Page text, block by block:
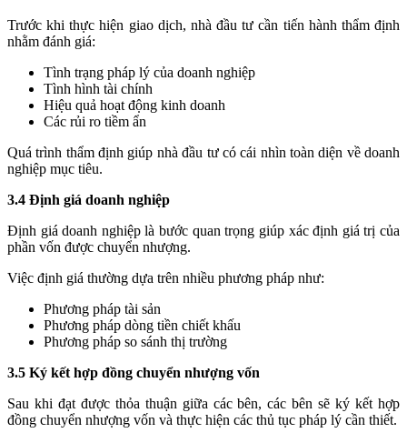
Trước khi thực hiện giao dịch, nhà đầu tư cần tiến hành thẩm định
nhằm đánh giá:
Tình trạng pháp lý của doanh nghiệp
Tình hình tài chính
Hiệu quả hoạt động kinh doanh
Các rủi ro tiềm ẩn
Quá trình thẩm định giúp nhà đầu tư có cái nhìn toàn diện về doanh
nghiệp mục tiêu.
3.4 Định giá doanh nghiệp
Định giá doanh nghiệp là bước quan trọng giúp xác định giá trị của
phần vốn được chuyển nhượng.
Việc định giá thường dựa trên nhiều phương pháp như:
Phương pháp tài sản
Phương pháp dòng tiền chiết khấu
Phương pháp so sánh thị trường
3.5 Ký kết hợp đồng chuyển nhượng vốn
Sau khi đạt được thỏa thuận giữa các bên, các bên sẽ ký kết hợp
đồng chuyển nhượng vốn và thực hiện các thủ tục pháp lý cần thiết.